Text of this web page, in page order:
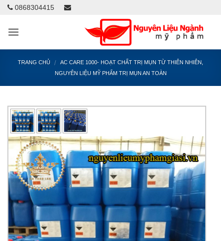
0868304415
TRANG CHỦ /
AC CARE 1000- HOẠT CHẤT TRỊ MỤN TỪ THIÊN NHIÊN,
NGUYÊN LIỆU MỸ PHẨM TRỊ MỤN AN TOÀN